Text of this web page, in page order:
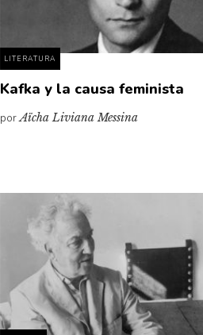
LITERATURA
Kafka y la causa feminista
porAïcha Liviana Messina